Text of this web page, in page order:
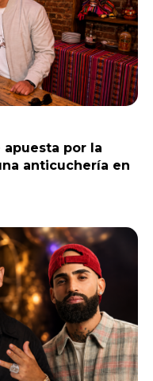
apuesta por la
anticuchería en